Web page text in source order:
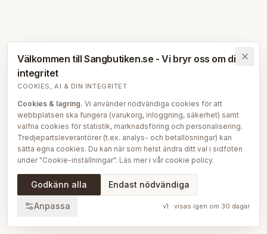
Välkommen till Sangbutiken.se - Vi bryr oss om din
integritet
COOKIES, AI & DIN INTEGRITET
Cookies & lagring. Vi använder nödvändiga cookies för att
webbplatsen ska fungera (varukorg, inloggning, säkerhet) samt
valfria cookies för statistik, marknadsföring och personalisering.
Tredjepartsleverantörer (t.ex. analys- och betallösningar) kan
sätta egna cookies. Du kan när som helst ändra ditt val i sidfoten
under "Cookie-inställningar". Läs mer i vår cookie policy.
AI på Sängbutiken.För att ge dig en bättre upplevelse använder
vi delvis AI-teknik — bl.a. för smartare sök- och
att skapa, översätta och redigera delar av vårt redaktionella
Godkänn alla Endast nödvändiga
Anpassa v1 · visas igen om 30 dagar